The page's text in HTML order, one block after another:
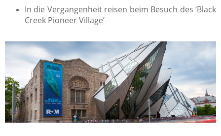
In die Vergangenheit reisen beim Besuch des ‘Black
Creek Pioneer Village’